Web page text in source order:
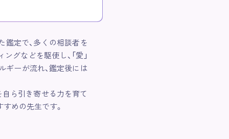
定で、多くの相談者を
グなどを駆使し、「愛」
ギーが流れ、鑑定後には
自ら引き寄せる力を育て
めの先生です。